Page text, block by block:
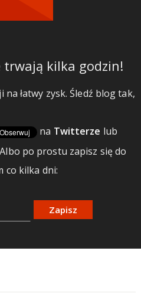
trwają kilka godzin!
łatwy zysk. Śledź blog tak,
na Twitterze lub
Albo po prostu zapisz się do
co kilka dni:
Zapisz